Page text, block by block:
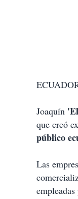
Joaquín
que creó
público
Las